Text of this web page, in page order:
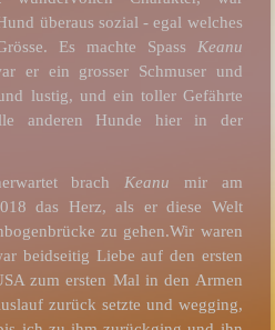
überaus sozial - egal welches
Es machte Spass Keanu
er ein grosser Schmuser und
lustig, und ein toller Gefährte
anderen Hunde hier in der
brachKeanu mir am
das Herz, als er diese Welt
zu gehen.Wir waren
beidseitig Liebe auf den ersten
zum ersten Mal in den Armen
zurück setzte und wegging,